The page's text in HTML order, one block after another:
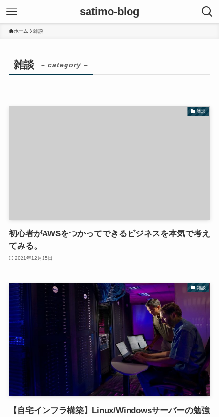
satimo-blog
ホーム 雑談
雑談 – category –
雑談
初心者がAWSをつかってできるビジネスを本気で考え
てみる。
2021年12月15日
雑談
【自宅インフラ構築】Linux/Windowsサーバーの勉強